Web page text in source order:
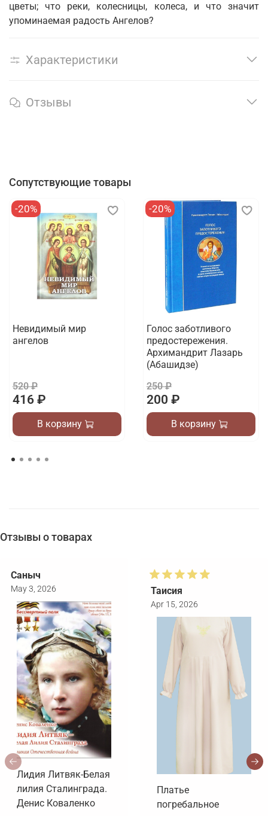
цветы; что реки, колесницы, колеса, и что значит
упоминаемая радость Ангелов?
Характеристики
Отзывы
Сопутствующие товары
-20%
Невидимый мир
ангелов
520 ₽
416 ₽
В корзину
-20%
Голос заботливого
предостережения.
Архимандрит Лазарь
(Абашидзе)
250 ₽
200 ₽
В корзину
Отзывы о товарах
Саныч
May 3, 2026
Лидия Литвяк-Белая
лилия Сталинграда.
Денис Коваленко
Таисия
Apr 15, 2026
Платье
погребальное